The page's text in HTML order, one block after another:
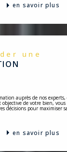
en savoir plus
une
auprès de nos
objective de votre bien,
décisions pour maximiser
en savoir plus